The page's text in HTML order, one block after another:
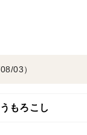
03）
もろこし